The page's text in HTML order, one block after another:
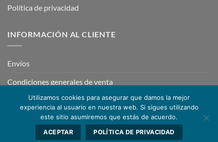
Política de privacidad
INFORMACIÓN AL CLIENTE
Envíos
Condiciones generales de venta
Copyright 2026 ©TRZ Racing
Utilizamos cookies para asegurar que damos la mejor
experiencia al usuario en nuestra web. Si sigues utilizando
este sitio asumiremos que estás de acuerdo.
ACEPTAR POLÍTICA DE PRIVACIDAD